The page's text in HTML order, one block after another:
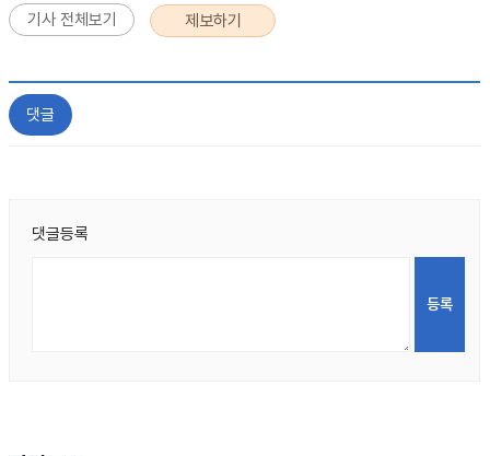
기사 전체보기 제보하기
댓글
댓글등록